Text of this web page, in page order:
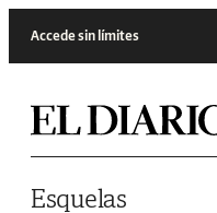
Accede sin límites
Esquelas